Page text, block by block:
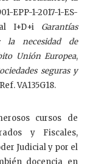
EPP-1-2017-1-ES-
I+D+i Garantías
la necesidad de
Unión Europea,
seguras y
Ref. VA135G18.
cursos de
y Fiscales,
Judicial y por el
docencia en